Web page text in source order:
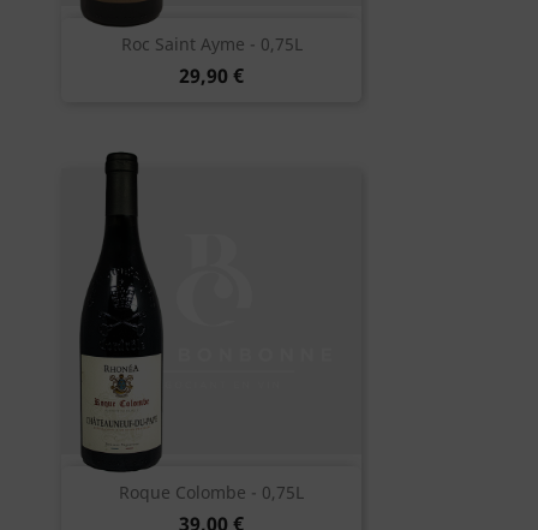
Roc Saint Ayme - 0,75L
29,90 €
Roque Colombe - 0,75L
39,00 €